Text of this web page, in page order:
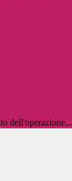
dell'operazione...